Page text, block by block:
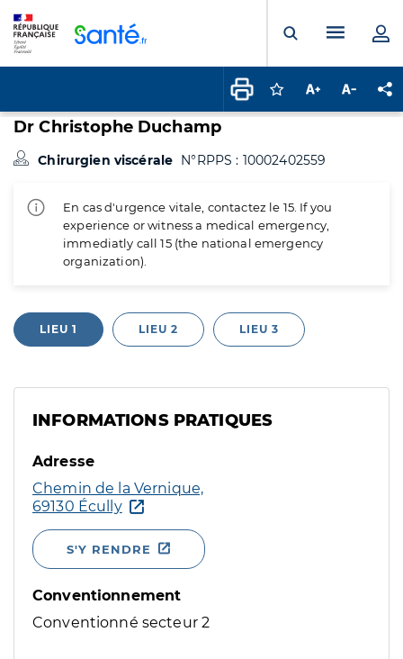
Ouvrir laMenu
Connectez-vous
Augmenter la
Dr Christophe Duchamp
Chirurgien viscérale N°RPPS : 10002402559
En cas d'urgence vitale, contactez le 15. If you
experience or witness a medical emergency,
immediatly call 15 (the national emergency
organization).
LIEU 1 LIEU 2 LIEU 3
INFORMATIONS PRATIQUES
Adresse
Chemin de la Vernique,
69130 Écully
S'Y RENDRE
Conventionnement
Conventionné secteur 2